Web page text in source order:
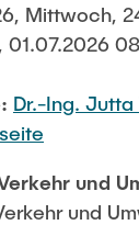
Mittwoch,
01.07.2026
Dr.-Ing. Jutta
und
und